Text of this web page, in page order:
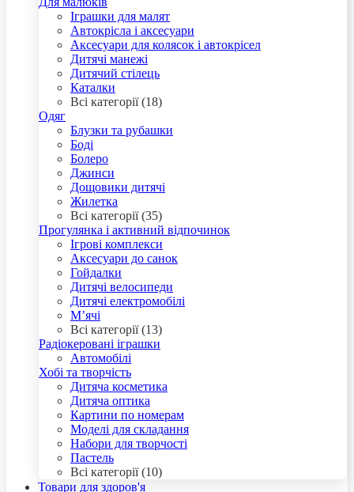
Іграшки для малят
Автокрісла і аксесуари
Аксесуари для колясок і автокрісел
Дитячі манежі
Дитячий стілець
Каталки
Всі категорії (18)
Одяг
Блузки та рубашки
Боді
Болеро
Джинси
Дощовики дитячі
Жилетка
Всі категорії (35)
Прогулянка і активний відпочинок
Ігрові комплекси
Аксесуари до санок
Гойдалки
Дитячі велосипеди
Дитячі електромобілі
М’ячі
Всі категорії (13)
Радіокеровані іграшки
Автомобілі
Хобі та творчість
Дитяча косметика
Дитяча оптика
Картини по номерам
Моделі для складання
Набори для творчості
Пастель
Всі категорії (10)
Товари для здоров'я